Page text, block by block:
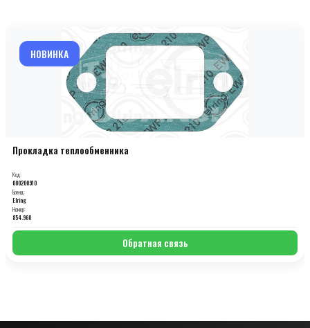
НОВИНКА
Прокладка теплообменника
Код:
000200910
Бренд:
Elring
Номер:
854.960
Обратная связь